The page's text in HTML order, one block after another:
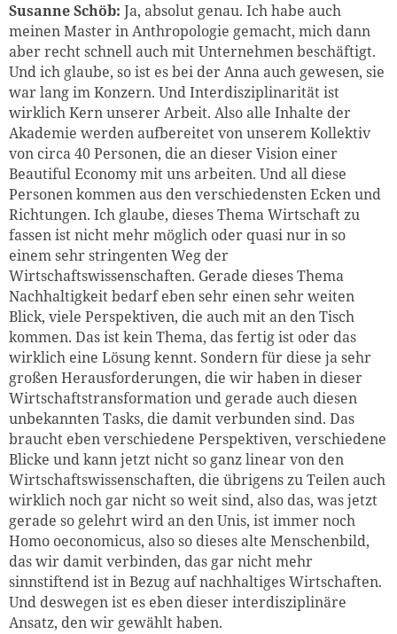
Susanne Schöb: Ja, absolut genau. Ich habe auch
meinen Master in Anthropologie gemacht, mich dann
aber recht schnell auch mit Unternehmen beschäftigt.
Und ich glaube, so ist es bei der Anna auch gewesen, sie
war lang im Konzern. Und Interdisziplinarität ist
wirklich Kern unserer Arbeit. Also alle Inhalte der
Akademie werden aufbereitet von unserem Kollektiv
von circa 40 Personen, die an dieser Vision einer
Beautiful Economy mit uns arbeiten. Und all diese
Personen kommen aus den verschiedensten Ecken und
Richtungen. Ich glaube, dieses Thema Wirtschaft zu
fassen ist nicht mehr möglich oder quasi nur in so
einem sehr stringenten Weg der
Wirtschaftswissenschaften. Gerade dieses Thema
Nachhaltigkeit bedarf eben sehr einen sehr weiten
Blick, viele Perspektiven, die auch mit an den Tisch
kommen. Das ist kein Thema, das fertig ist oder das
wirklich eine Lösung kennt. Sondern für diese ja sehr
großen Herausforderungen, die wir haben in dieser
Wirtschaftstransformation und gerade auch diesen
unbekannten Tasks, die damit verbunden sind. Das
braucht eben verschiedene Perspektiven, verschiedene
Blicke und kann jetzt nicht so ganz linear von den
Wirtschaftswissenschaften, die übrigens zu Teilen auch
wirklich noch gar nicht so weit sind, also das, was jetzt
gerade so gelehrt wird an den Unis, ist immer noch
Homo oeconomicus, also so dieses alte Menschenbild,
das wir damit verbinden, das gar nicht mehr
sinnstiftend ist in Bezug auf nachhaltiges Wirtschaften.
Und deswegen ist es eben dieser interdisziplinäre
Ansatz, den wir gewählt haben.